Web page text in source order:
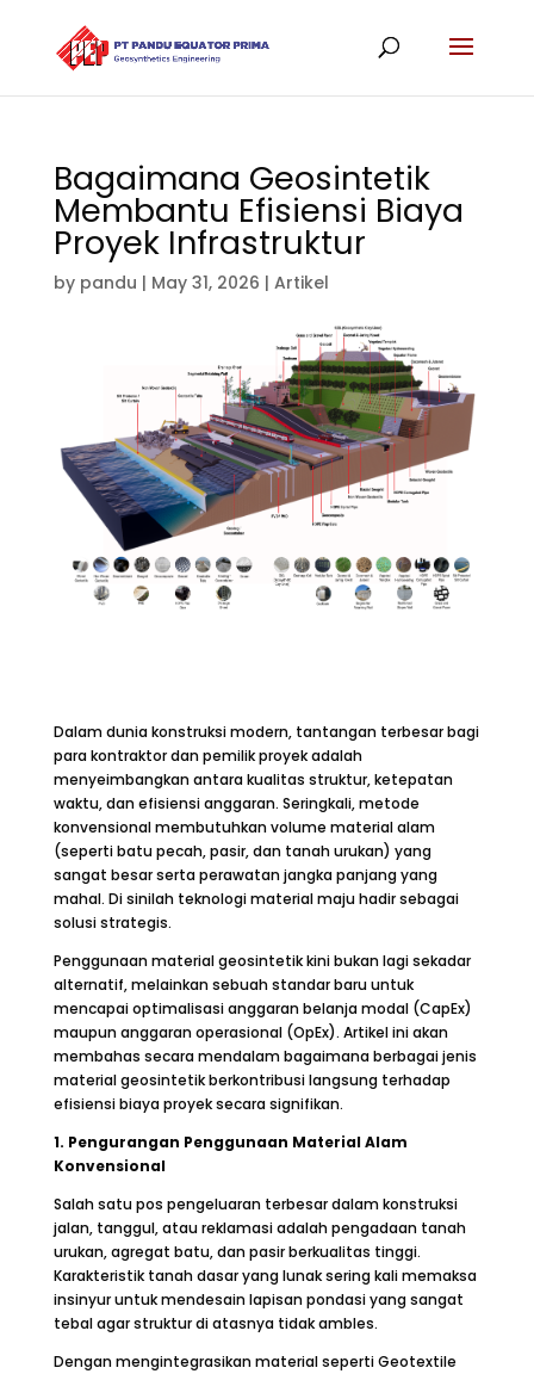
Bagaimana Geosintetik
Membantu Efisiensi Biaya
Proyek Infrastruktur
by pandu | May 31, 2026 | Artikel
Dalam dunia konstruksi modern, tantangan terbesar bagi
para kontraktor dan pemilik proyek adalah
menyeimbangkan antara kualitas struktur, ketepatan
waktu, dan efisiensi anggaran. Seringkali, metode
konvensional membutuhkan volume material alam
(seperti batu pecah, pasir, dan tanah urukan) yang
sangat besar serta perawatan jangka panjang yang
mahal. Di sinilah teknologi material maju hadir sebagai
solusi strategis.
Penggunaan material geosintetik kini bukan lagi sekadar
alternatif, melainkan sebuah standar baru untuk
mencapai optimalisasi anggaran belanja modal (CapEx)
maupun anggaran operasional (OpEx). Artikel ini akan
membahas secara mendalam bagaimana berbagai jenis
material geosintetik berkontribusi langsung terhadap
efisiensi biaya proyek secara signifikan.
1. Pengurangan Penggunaan Material Alam
Konvensional
Salah satu pos pengeluaran terbesar dalam konstruksi
jalan, tanggul, atau reklamasi adalah pengadaan tanah
urukan, agregat batu, dan pasir berkualitas tinggi.
Karakteristik tanah dasar yang lunak sering kali memaksa
insinyur untuk mendesain lapisan pondasi yang sangat
tebal agar struktur di atasnya tidak ambles.
Dengan mengintegrasikan material seperti Geotextile